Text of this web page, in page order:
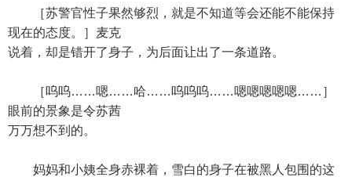
［苏警官性子果然够烈，就是不知道等会还能不能保持
现在的态度。］麦克
说着，却是错开了身子，为后面让出了一条道路。
［呜呜……嗯……哈……呜呜呜……嗯嗯嗯嗯嗯……］
眼前的景象是令苏茜
万万想不到的。
妈妈和小姨全身赤裸着，雪白的身子在被黑人包围的这